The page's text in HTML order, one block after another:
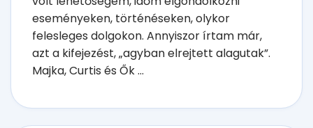
eseményeken, történéseken, olykor
felesleges dolgokon. Annyiszor írtam már,
azt a kifejezést, „agyban elrejtett alagutak”.
Majka, Curtis és Ők ...